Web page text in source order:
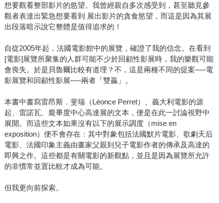
想要觀看整部影片的慾望。我曾經親自多次感受到，甚至聽見參
觀者表達出緊急想要看到 展出影片的貪食慾望，而這是因為其展
出段落暗示說它整體是值得追求的！
自從2005年起，法國電影館中的展覽，確證了我的信念。在看到
[電影]展覽所聚集的人群可能不少於回顧性影展時，我的樂觀可能
會喪失。於是貝魯爾比較有道理？不，這是兩種不同的提案──電
影展覽和回顧性影展──兩者「雙贏」。
本書中書寫雷昂斯．斐瑞（Léonce Perret）、義大利電影的源
起、雷諾瓦、龐畢度中心高達展的文本，便是在此一討論視野中
展開。而這些文本如果沒有以下的展示調度（mise en
exposition）便不會存在：其中對象包括法國默片電影、歌劇天后
電影、法國印象主義由畫家父親到兒子電影作者的傳承及高達的
即興之作。這些都是有關電影的新觀點，並且是因為展覽所允許
的非慣常並置比較才成為可能。
但我更向前探索。